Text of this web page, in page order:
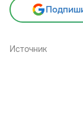
Источник